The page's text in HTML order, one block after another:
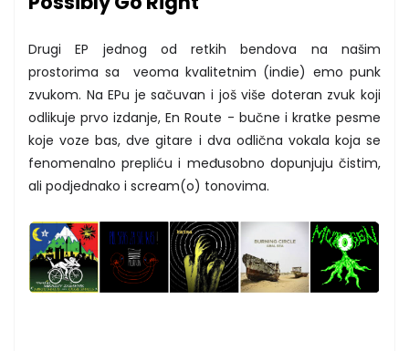
Drugi EP jednog od retkih bendova na našim
prostorima sa veoma kvalitetnim (indie) emo punk
zvukom. Na EPu je sačuvan i još više doteran zvuk koji
odlikuje prvo izdanje, En Route - bučne i kratke pesme
koje voze bas, dve gitare i dva odlična vokala koja se
fenomenalno prepliću i međusobno dopunjuju čistim,
ali podjednako i scream(o) tonovima.